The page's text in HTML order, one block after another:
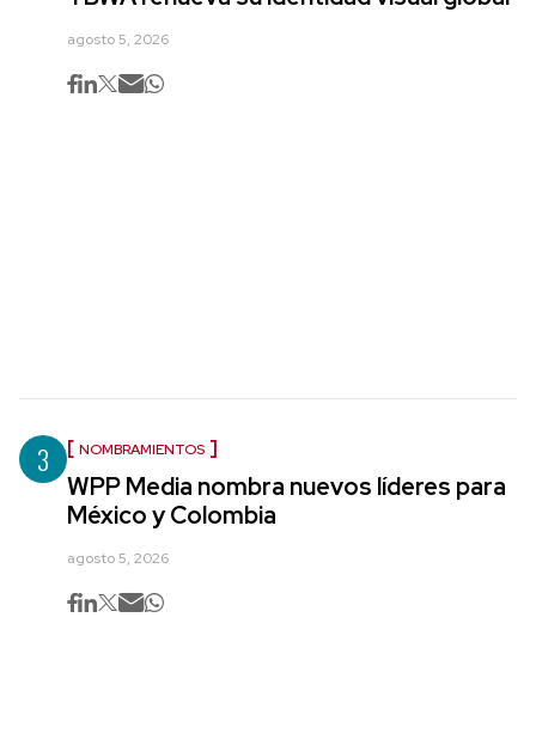
agosto 5, 2026
3 NOMBRAMIENTOS
WPP Media nombra nuevos líderes para
México y Colombia
agosto 5, 2026